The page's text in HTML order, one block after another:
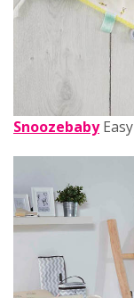
Snoozebaby